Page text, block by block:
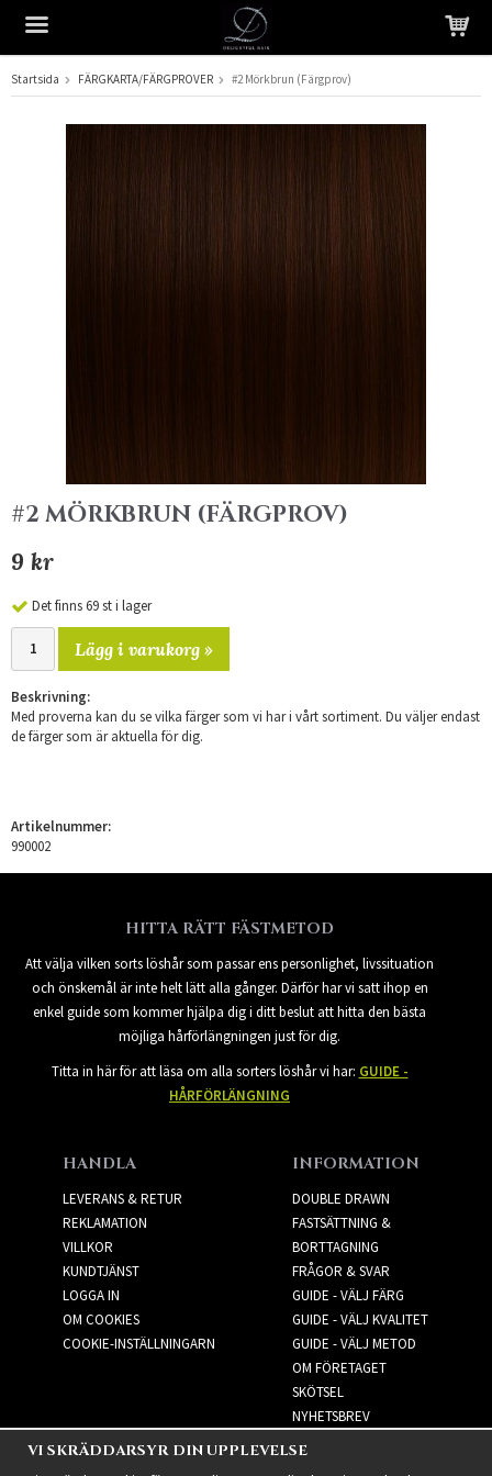
Produkten har blivit tillagd i varukorgen
Startsida FÄRGKARTA/FÄRGPROVER #2 Mörkbrun (Färgprov)
#2 MÖRKBRUN (FÄRGPROV)
9 kr
Det finns 69 st i lager
Lägg i varukorg »
Beskrivning:
Med proverna kan du se vilka färger som vi har i vårt sortiment. Du väljer endast
de färger som är aktuella för dig.
Artikelnummer:
990002
HITTA RÄTT FÄSTMETOD
Att välja vilken sorts löshår som passar ens personlighet, livssituation
och önskemål är inte helt lätt alla gånger. Därför har vi satt ihop en
enkel guide som kommer hjälpa dig i ditt beslut att hitta den bästa
möjliga hårförlängningen just för dig.
Titta in här för att läsa om alla sorters löshår vi har: GUIDE -
HÅRFÖRLÄNGNING
HANDLA
LEVERANS & RETUR
REKLAMATION
VILLKOR
KUNDTJÄNST
LOGGA IN
OM COOKIES
COOKIE-INSTÄLLNINGARN
INFORMATION
DOUBLE DRAWN
FASTSÄTTNING &
BORTTAGNING
FRÅGOR & SVAR
GUIDE - VÄLJ FÄRG
GUIDE - VÄLJ KVALITET
GUIDE - VÄLJ METOD
OM FÖRETAGET
SKÖTSEL
NYHETSBREV
VI SKRÄDDARSYR DIN UPPLEVELSE